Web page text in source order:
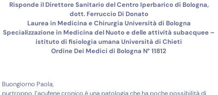
Risponde il Direttore Sanitario del Centro Iperbarico di Bologna,
dott. Ferruccio Di Donato
Laurea in Medicina e Chirurgia Università di Bologna
Specializzazione in Medicina del Nuoto e delle attività subacquee –
istituto di fisiologia umana Università di Chieti
Ordine Dei Medici di Bologna N° 11812
Buongiorno Paola,